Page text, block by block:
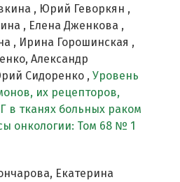
, Юрий Геворкян ,
, Елена Дженкова ,
, Ирина Горошинская ,
Александр
Сидоренко , Уровень
их рецепторов,
в тканях больных раком
онкологии: Том 68 № 1
Екатерина